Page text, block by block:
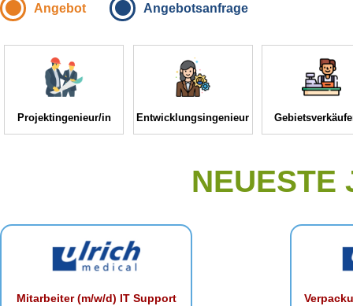
Angebot Angebotsanfrage
Projektingenieur/in Entwicklungsingenieur
NEUESTE
Mitarbeiter (m/w/d) IT Support